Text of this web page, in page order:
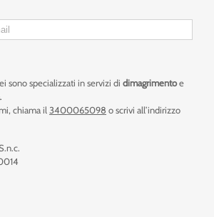
sono specializzati in servizi di dimagrimentoe
.
chiama il 3400065098 o scrivi all’indirizzo